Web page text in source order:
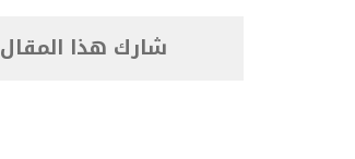
شارك هذا المقال